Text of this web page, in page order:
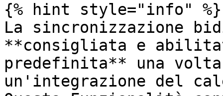
{% hint style="info" %}
La sincronizzazione
**consigliata e
predefinita** una
un'integrazione del